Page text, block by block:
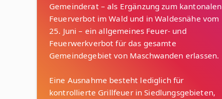
Gemeinderat – als Ergänzung zum kantonalen
Feuerverbot im Wald und in Waldesnähe vom
25. Juni – ein allgemeines Feuer- und
Feuerwerkverbot für das gesamte
Gemeindegebiet von Maschwanden erlassen.
Eine Ausnahme besteht lediglich für
kontrollierte Grillfeuer in Siedlungsgebieten,